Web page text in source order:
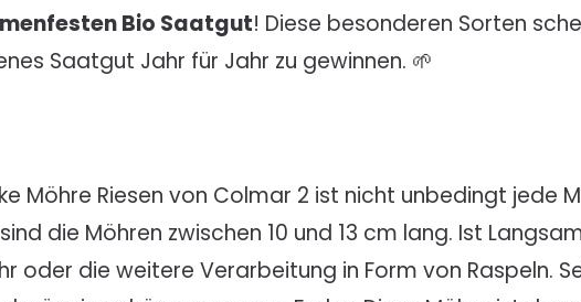
Bio Saatgut! Diese besonderen Sorten
Saatgut Jahr für Jahr zu gewinnen. 🌱
Möhre Riesen von Colmar 2 ist nicht unbedingt jede
die Möhren zwischen 10 und 13 cm lang. Ist
oder die weitere Verarbeitung in Form von Raspeln.